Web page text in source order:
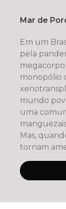
Mar de
Em um
pela
monopólio
mundo
uma
Mas,
tornam